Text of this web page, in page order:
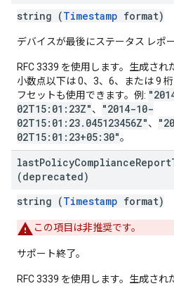
string (Timestamp format)
デバイスが最後にステータス レポ
RFC 3339 を使用します。生成され
小数点以下は 0、3、6、または 9
フセットも使用できます。例:
02T15:01:23Z"、
"2014-10-
02T15:01:23.045123456Z"、
02T15:01:23+05:30"。
lastPolicyComplianceReport
(deprecated)
string (Timestamp format)
この項目は非推奨です。
サポート終了。
RFC 3339 を使用します。生成され